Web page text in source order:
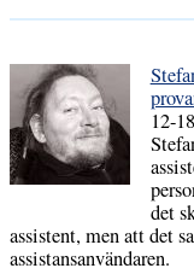
12-18
det
assistent, men att det
assistansanvändaren.